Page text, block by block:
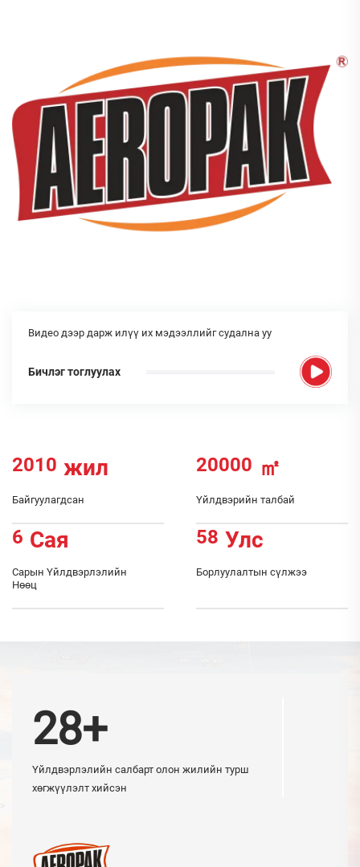
Видео дээр дарж илүү их мэдээллийг судална уу
Бичлэг тоглуулах
2010 жил
Байгуулагдсан
20000 ㎡
Үйлдвэрийн талбай
6 Сая
Сарын Үйлдвэрлэлийн
Нөөц
58 Улс
Борлуулалтын сүлжээ
28+
Үйлдвэрлэлийн салбарт олон жилийн турш
хөгжүүлэлт хийсэн